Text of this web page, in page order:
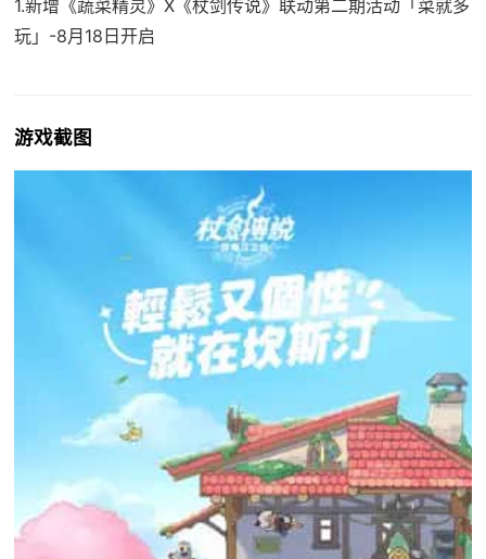
1.新增《蔬菜精灵》X《杖剑传说》联动第二期活动「菜就多
玩」-8月18日开启
游戏截图